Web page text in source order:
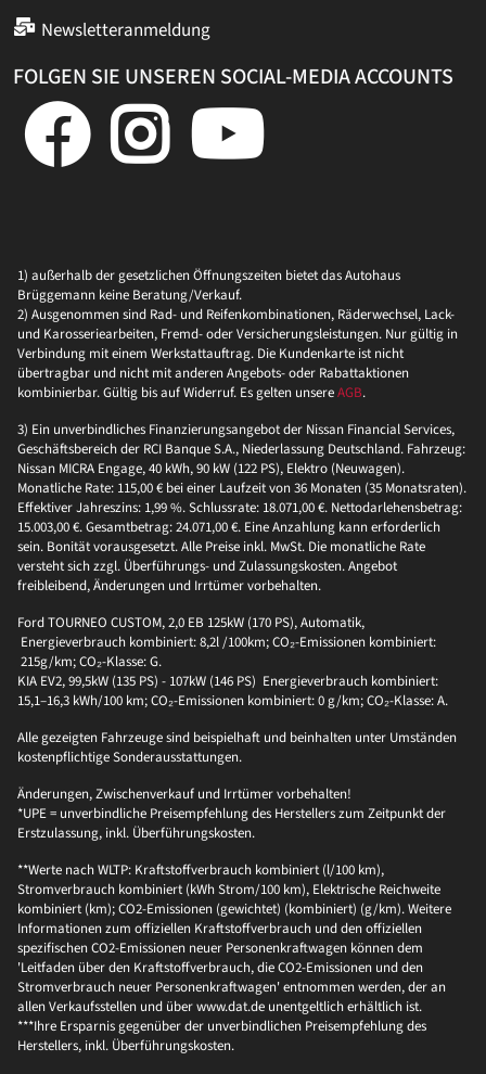
Newsletteranmeldung
FOLGEN SIE UNSEREN SOCIAL-MEDIA ACCOUNTS
1) außerhalb der gesetzlichen Öffnungszeiten bietet das Autohaus
Brüggemann keine Beratung/Verkauf.
2) Ausgenommen sind Rad- und Reifenkombinationen, Räderwechsel, Lack-
und Karosseriearbeiten, Fremd- oder Versicherungsleistungen. Nur gültig in
Verbindung mit einem Werkstattauftrag. Die Kundenkarte ist nicht
übertragbar und nicht mit anderen Angebots- oder Rabattaktionen
kombinierbar. Gültig bis auf Widerruf. Es gelten unsereAGB.
3) Ein unverbindliches Finanzierungsangebot der Nissan Financial Services,
Geschäftsbereich der RCI Banque S.A., Niederlassung Deutschland. Fahrzeug:
Nissan MICRA Engage, 40 kWh, 90 kW (122 PS), Elektro (Neuwagen).
Monatliche Rate: 115,00 € bei einer Laufzeit von 36 Monaten (35 Monatsraten).
Effektiver Jahreszins: 1,99 %. Schlussrate: 18.071,00 €. Nettodarlehensbetrag:
15.003,00 €. Gesamtbetrag: 24.071,00 €. Eine Anzahlung kann erforderlich
sein. Bonität vorausgesetzt. Alle Preise inkl. MwSt. Die monatliche Rate
versteht sich zzgl. Überführungs- und Zulassungskosten. Angebot
freibleibend, Änderungen und Irrtümer vorbehalten.
Ford TOURNEO CUSTOM, 2,0 EB 125kW (170 PS), Automatik,
Energieverbrauch kombiniert: 8,2l /100km; CO₂-Emissionen kombiniert:
215g/km; CO₂-Klasse: G.
KIA EV2, 99,5kW (135 PS) - 107kW (146 PS) Energieverbrauch kombiniert:
15,1–16,3 kWh/100 km; CO₂-Emissionen kombiniert: 0 g/km; CO₂-Klasse: A.
Alle gezeigten Fahrzeuge sind beispielhaft und beinhalten unter Umständen
kostenpflichtige Sonderausstattungen.
Änderungen, Zwischenverkauf und Irrtümer vorbehalten!
*UPE = unverbindliche Preisempfehlung des Herstellers zum Zeitpunkt der
Erstzulassung, inkl. Überführungskosten.
**Werte nach WLTP: Kraftstoffverbrauch kombiniert (l/100 km),
Stromverbrauch kombiniert (kWh Strom/100 km), Elektrische Reichweite
kombiniert (km); CO2-Emissionen (gewichtet) (kombiniert) (g/km). Weitere
Informationen zum offiziellen Kraftstoffverbrauch und den offiziellen
spezifischen CO2-Emissionen neuer Personenkraftwagen können dem
'Leitfaden über den Kraftstoffverbrauch, die CO2-Emissionen und den
Stromverbrauch neuer Personenkraftwagen' entnommen werden, der an
allen Verkaufsstellen und über www.dat.de unentgeltlich erhältlich ist.
***Ihre Ersparnis gegenüber der unverbindlichen Preisempfehlung des
Herstellers, inkl. Überführungskosten.